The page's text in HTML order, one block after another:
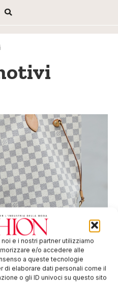
e i nostri partner utilizziamo
e/o accedere alle
a queste tecnologie
di elaborare dati personali come il
o gli ID univoci su questo sito
fascino e fragilità del
Il mondo della Moda è
essenziale è la capacità
da